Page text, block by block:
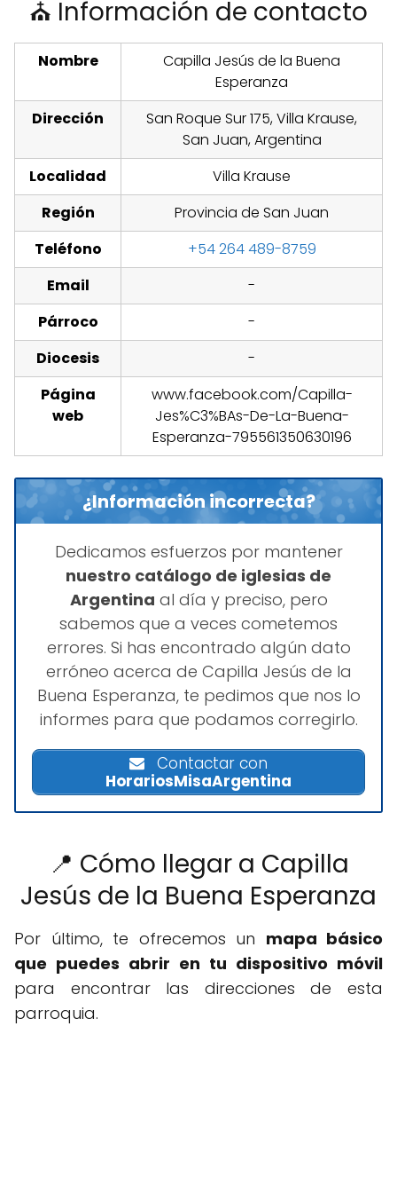
⛪ Información de contacto
Nombre
Capilla Jesús de la Buena
Esperanza
Dirección
San Roque Sur 175, Villa Krause,
San Juan, Argentina
Localidad
Villa Krause
Región
Provincia de San Juan
Teléfono
+54 264 489-8759
Email
-
Párroco
-
Diocesis
-
Página
web
www.facebook.com/Capilla-
Jes%C3%BAs-De-La-Buena-
Esperanza-795561350630196
¿Información incorrecta?
Dedicamos esfuerzos por mantener
nuestro catálogo de iglesias de
Argentina al día y preciso, pero
sabemos que a veces cometemos
errores. Si has encontrado algún dato
erróneo acerca de Capilla Jesús de la
Buena Esperanza, te pedimos que nos lo
informes para que podamos corregirlo.
Contactar con
HorariosMisaArgentina
📍 Cómo llegar a Capilla
Jesús de la Buena Esperanza
Por último, te ofrecemos un mapa básico
que puedes abrir en tu dispositivo móvil
para encontrar las direcciones de esta
parroquia.